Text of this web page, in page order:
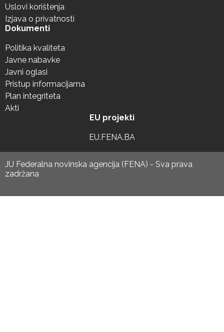
Uslovi korištenja
Izjava o privatnosti
Dokumenti
Politika kvaliteta
Javne nabavke
Javni oglasi
Pristup informacijama
Plan integriteta
Akti
EU projekti
EU.FENA.BA
JU Federalna novinska agencija (FENA) - Sva prava
zadržana